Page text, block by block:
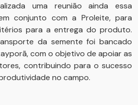
uma reunião ainda essa
conjunto com a Proleite, para
para a entrega do produto.
da semente foi bancado
com o objetivo de apoiar as
contribuindo para o sucesso
no campo.